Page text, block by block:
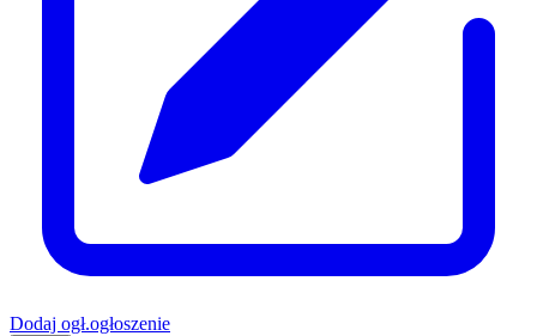
Dodaj ogł.ogłoszenie